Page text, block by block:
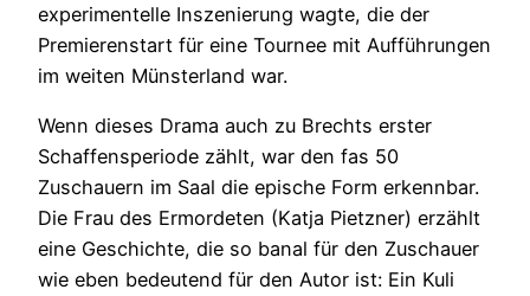
experimentelle Inszenierung wagte, die der
Premierenstart für eine Tournee mit Aufführungen
im weiten Münsterland war.
Wenn dieses Drama auch zu Brechts erster
Schaffensperiode zählt, war den fas 50
Zuschauern im Saal die epische Form erkennbar.
Die Frau des Ermordeten (Katja Pietzner) erzählt
eine Geschichte, die so banal für den Zuschauer
wie eben bedeutend für den Autor ist: Ein Kuli